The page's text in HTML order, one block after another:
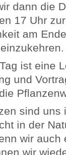
dann die
17 Uhr
am
ist eine
und
sind uns
in der
wir auch
wir